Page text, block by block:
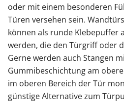
oder mit einem besonderen
Türen versehen sein.
können als runde Klebepuffer
werden, die den Türgriff oder
Gerne werden auch Stangen
Gummibeschichtung am
im oberen Bereich der Tür
günstige Alternative zum